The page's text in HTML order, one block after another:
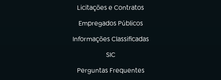
Licitações e Contratos
(abre em nova aba)
Empregados Públicos
(abre em nova aba)
Informações Classificadas
(abre em nova aba)
SIC
(abre em nova aba)
Perguntas Frequentes
(abre em nova aba)